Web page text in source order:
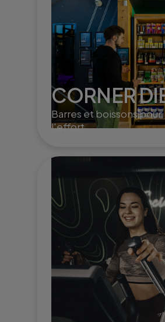
CORNER
Barres et boissons pour
l'effort